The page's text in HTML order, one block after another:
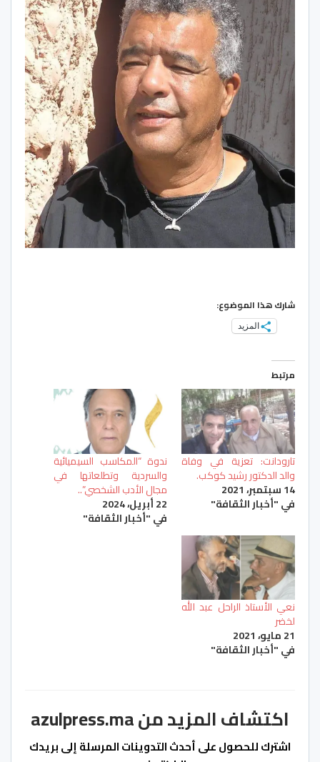
شارك هذا الموضوع:
المزيد
مرتبط
تارودانت: تعزية في وفاة
والد الدكتور رشيد كوكب.
14 سبتمبر، 2021
في "أخبار الثقافة"
ندوة “المكاسب السيميائية
والسردية وتطلعاتها في
مجال الأدب الشخصي”..
22 أبريل، 2024
في "أخبار الثقافة"
نعي الأستاذ الراحل عبد الله
لخضر
21 مايو، 2021
في "أخبار الثقافة"
اكتشاف المزيد من azulpress.ma
اشترك للحصول على أحدث التدوينات المرسلة إلى بريدك